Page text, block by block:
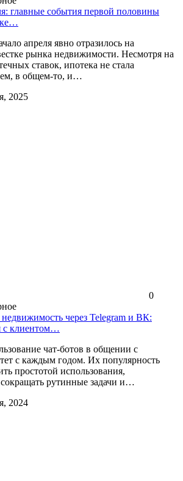
главные события первой половины
апреля явно отразилось на
рынка недвижимости. Несмотря на
ставок, ипотека не стала
в общем-то, и…
2025
0
через Telegram и ВК:
с клиентом…
чат-ботов в общении с
с каждым годом. Их популярность
простотой использования,
рутинные задачи и…
2024